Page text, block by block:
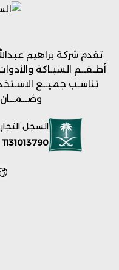
تقدم شركة براهيم
أطـقــم السبـاكة
تناسـب جميــع
وضــمــان
السجل
1131013790